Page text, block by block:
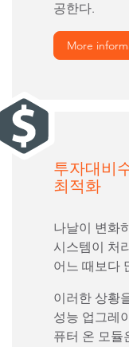
공한다.
More
투자대비
최적화
나날이 변화
시스템이 처
어느 때보다
이러한 상황
성능 업그레
퓨터 온 모듈